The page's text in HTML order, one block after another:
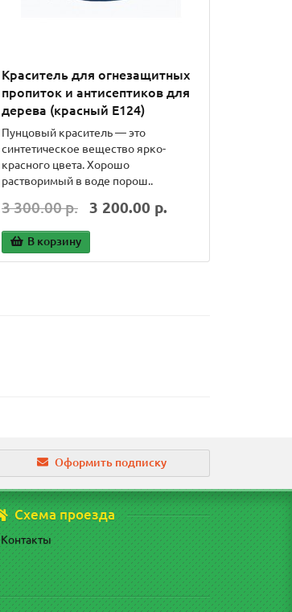
Краситель для огнезащитных
пропиток и антисептиков для
дерева (красный Е124)
Пунцовый краситель — это
синтетическое вещество ярко-
красного цвета. Хорошо
растворимый в воде порош..
3 300.00 р. 3 200.00 р.
В корзину
Оформить подписку
Схема проезда
Контакты